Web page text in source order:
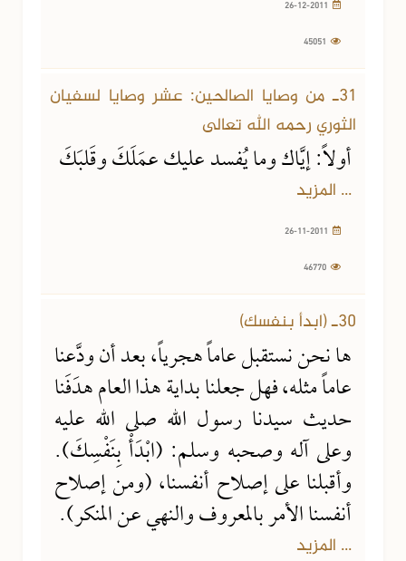
31ـ من وصايا الصالحين: عشر وصايا لسفيان
الثوري رحمه الله تعالى
أولاً: إيَّاك وما يُفسد عليك عمَلَكَ وقَلبَكَ
... المزيد
30ـ (ابدأ بنفسك)
ها نحن نستقبل عاماً هجرياً، بعد أن ودَّعنا
عاماً مثله، فهل جعلنا بداية هذا العام هدَفَنا
حديث سيدنا رسول الله صلى الله عليه
وعلى آله وصحبه وسلم: (ابْدَأْ بِنَفْسِكَ).
وأقبلنا على إصلاح أنفسنا، (ومن إصلاح
أنفسنا الأمر بالمعروف والنهي عن المنكر).
... المزيد